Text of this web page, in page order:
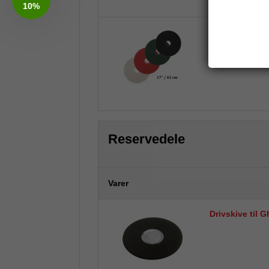
Reservedele
Varer
Drivskive til
10%